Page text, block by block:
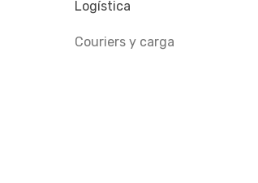
Logística
Couriers y carga